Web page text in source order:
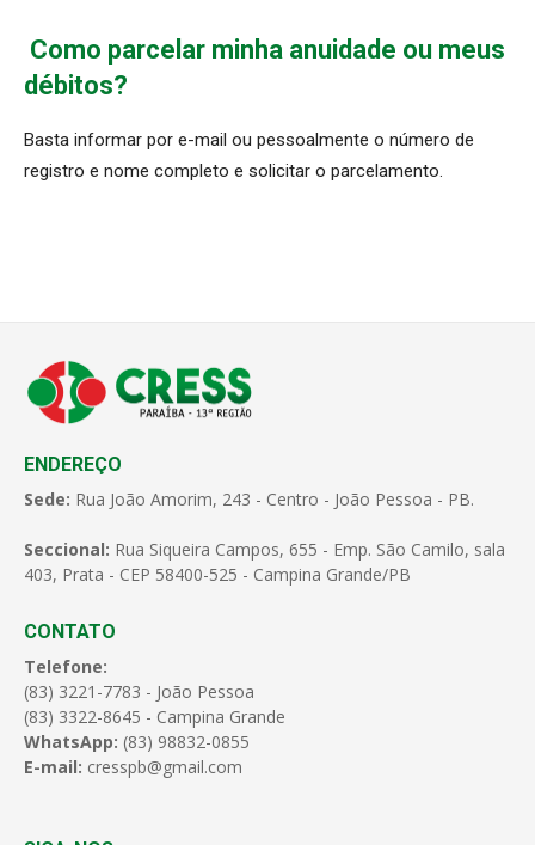
Como parcelar minha anuidade ou meus
débitos?
Basta informar por e-mail ou pessoalmente o número de
registro e nome completo e solicitar o parcelamento.
ENDEREÇO
Sede: Rua João Amorim, 243 - Centro - João Pessoa - PB.
Seccional: Rua Siqueira Campos, 655 - Emp. São Camilo, sala
403, Prata - CEP 58400-525 - Campina Grande/PB
CONTATO
Telefone:
(83) 3221-7783 - João Pessoa
(83) 3322-8645 - Campina Grande
WhatsApp: (83) 98832-0855
E-mail: cresspb@gmail.com